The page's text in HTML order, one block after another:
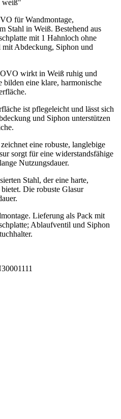
weiß"
für Wandmontage,
Stahl in Weiß. Bestehend aus
mit 1 Hahnloch ohne
Abdeckung, Siphon und
wirkt in Weiß ruhig und
bilden eine klare, harmonische
ist pflegeleicht und lässt sich
und Siphon unterstützen
eine robuste, langlebige
sorgt für eine widerstandsfähige
Nutzungsdauer.
Stahl, der eine harte,
Die robuste Glasur
Lieferung als Pack mit
Ablaufventil und Siphon